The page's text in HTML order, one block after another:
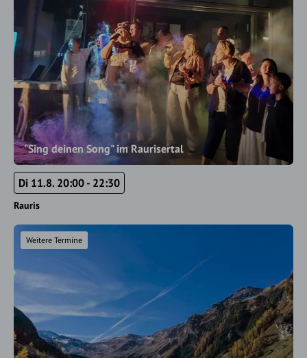
"Sing deinen Song" im Raurisertal
Di 11.8. 20:00 - 22:30
Rauris
Weitere Termine